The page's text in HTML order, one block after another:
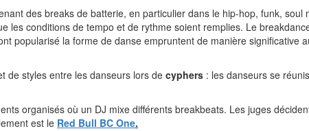
des breaks de batterie, en particulier dans le hip-hop, funk,
les conditions de tempo et de rythme soient remplies. Le
popularisé la forme de danse empruntent de manière significative
de styles entre les danseurs lors de cyphers : les danseurs se
organisés où un DJ mixe différents breakbeats. Les juges
est le Red Bull BC One.